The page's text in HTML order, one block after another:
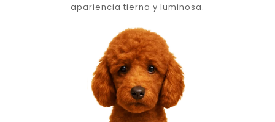
apariencia tierna y luminosa.